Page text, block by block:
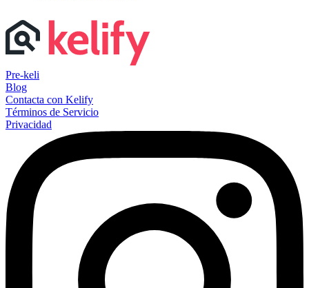
Pre-keli
Blog
Contacta con Kelify
Términos de Servicio
Privacidad